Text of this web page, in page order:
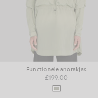
Functionele anorakjas
£199.00